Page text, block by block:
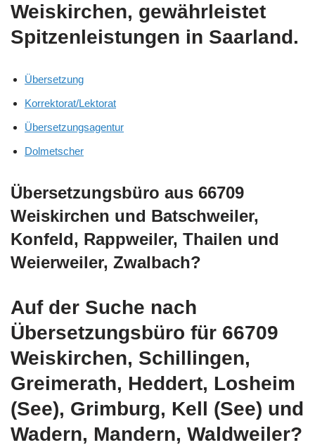
Weiskirchen, gewährleistet
Spitzenleistungen in Saarland.
Übersetzung
Korrektorat/Lektorat
Übersetzungsagentur
Dolmetscher
Übersetzungsbüro aus 66709
Weiskirchen und Batschweiler,
Konfeld, Rappweiler, Thailen und
Weierweiler, Zwalbach?
Auf der Suche nach
Übersetzungsbüro für 66709
Weiskirchen, Schillingen,
Greimerath, Heddert, Losheim
(See), Grimburg, Kell (See) und
Wadern, Mandern, Waldweiler?